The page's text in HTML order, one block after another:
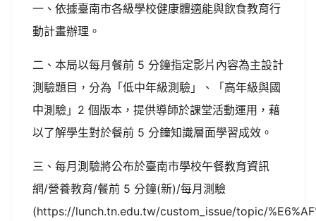
一、依據臺南市各級學校健康體適能與飲食教育行
動計畫辦理。
二、本局以每月餐前 5 分鐘指定影片內容為主設計
測驗題目，分為「低中年級測驗」、「高年級與國
中測驗」2 個版本，提供導師於課堂活動運用，藉
以了解學生對於餐前 5 分鐘知識層面學習成效。
三、每月測驗將公布於臺南市學校午餐教育資訊
網/營養教育/餐前 5 分鐘(新)/每月測驗
(https://lunch.tn.edu.tw/custom_issue/topic/